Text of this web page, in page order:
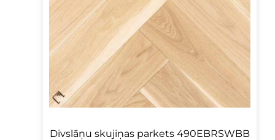
Divslāņu skujiņas parkets 490EBRSWBB